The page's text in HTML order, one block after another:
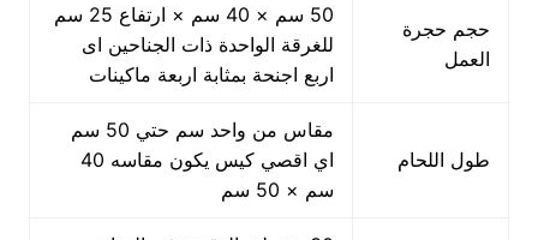
حجم حجرة
العمل
50 سم × 40 سم × ارتفاع 25 سم
للغرقة الواحدة ذات الجناحين اى
اربع اجنحة بمثابة اربعة ماكينات
طول اللحام
مقاس من واحد سم حتي 50 سم
اي اقصي كيس يكون مقاسه 40
سم × 50 سم